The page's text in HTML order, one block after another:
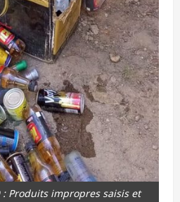
: Produits impropres saisis et